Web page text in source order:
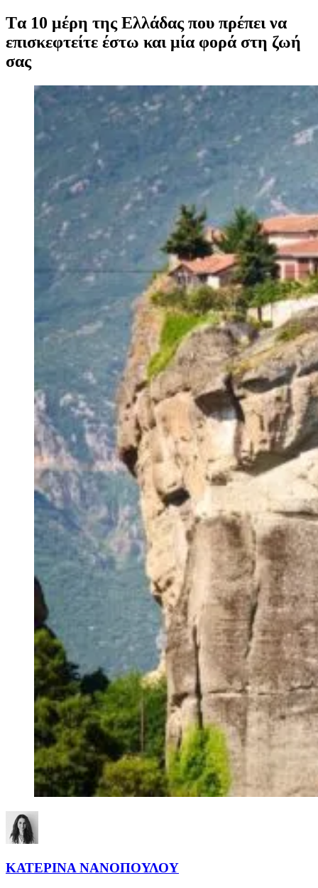
Tα 10 μέρη της Ελλάδας που πρέπει να
επισκεφτείτε έστω και μία φορά στη ζωή
σας
ΚΑΤΕΡΙΝΑ ΝΑΝΟΠΟΥΛΟΥ